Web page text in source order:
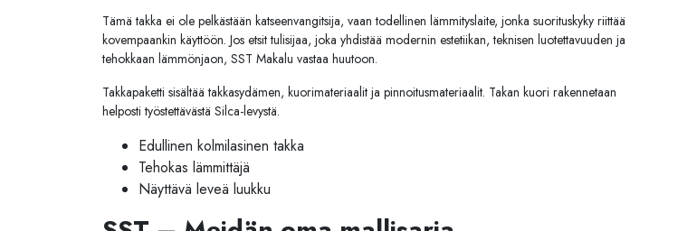
Tämätakka ei ole pelkästään katseenvangitsija, vaan todellinen lämmityslaite, jonka suorituskyky riittää
kovempaankin käyttöön. Jos etsittulisijaa, joka yhdistää modernin estetiikan,teknisen luotettavuuden ja
tehokkaan lämmönjaon, SST Makalu vastaa huutoon.
Takkapaketti sisältää takkasydämen, kuorimateriaalit ja pinnoitusmateriaalit. Takan kuori rakennetaan
helposti työstettävästä Silca-levystä.
Edullinen kolmilasinen takka
Tehokas lämmittäjä
Näyttävä leveä luukku